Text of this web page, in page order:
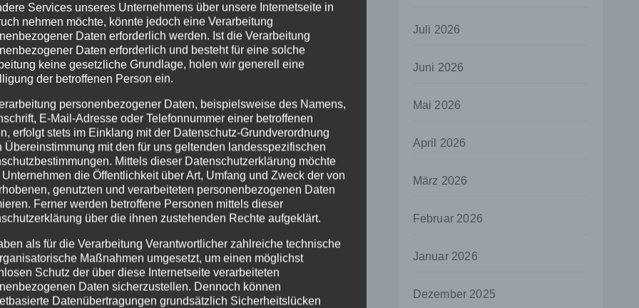
Juli 2026
Juni 2026
Mai 2026
April 2026
März 2026
Februar 2026
Januar 2026
Dezember 2025
Services unseres Unternehmens über unsere Internetseite in
nehmen möchte, könnte jedoch eine Verarbeitung
Daten erforderlich werden. Ist die Verarbeitung
Daten erforderlich und besteht für eine solche
keine gesetzliche Grundlage, holen wir generell eine
der betroffenen Person ein.
personenbezogener Daten, beispielsweise des Namens,
E-Mail-Adresse oder Telefonnummer einer betroffenen
erfolgt stets im Einklang mit der Datenschutz-Grundverordnung
Übereinstimmung mit den für uns geltenden landesspezifischen
Mittels dieser Datenschutzerklärung möchte
Unternehmen die Öffentlichkeit über Art, Umfang und Zweck der von
genutzten und verarbeiteten personenbezogenen Daten
Ferner werden betroffene Personen mittels dieser
über die ihnen zustehenden Rechte aufgeklärt.
als für die Verarbeitung Verantwortlicher zahlreiche technische
Maßnahmen umgesetzt, um einen möglichst
Schutz der über diese Internetseite verarbeiteten
Daten sicherzustellen. Dennoch können
Datenübertragungen grundsätzlich Sicherheitslücken